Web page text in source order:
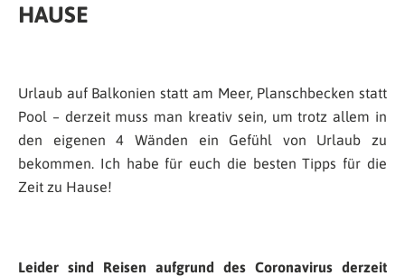
HAUSE
Urlaub auf Balkonien statt am Meer, Planschbecken statt
Pool – derzeit muss man kreativ sein, um trotz allem in
den eigenen 4 Wänden ein Gefühl von Urlaub zu
bekommen. Ich habe für euch die besten Tipps für die
Zeit zu Hause!
Leider sind Reisen aufgrund des Coronavirus derzeit